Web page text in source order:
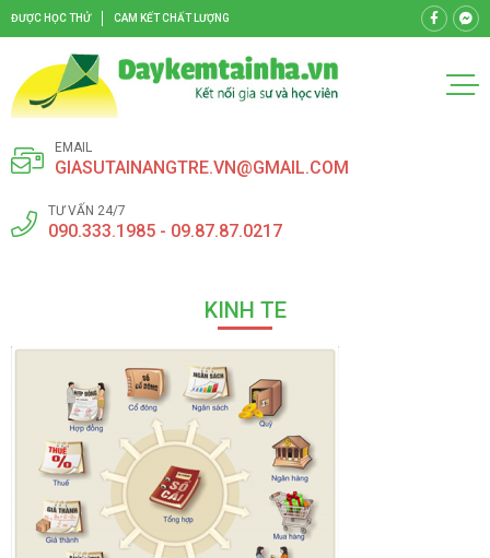
ĐƯỢC HỌC THỬ CAM KẾT CHẤT LƯỢNG
EMAIL
GIASUTAINANGTRE.VN@GMAIL.COM
TƯ VẤN 24/7
090.333.1985 - 09.87.87.0217
KINH TE